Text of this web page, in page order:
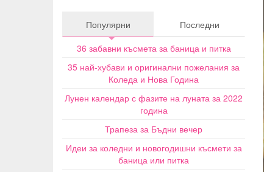
Популярни
Последни
36 забавни късмета за баница и питка
35 най-хубави и оригинални пожелания за
Коледа и Нова Година
Лунен календар с фазите на луната за 2022
година
Трапеза за Бъдни вечер
Идеи за коледни и новогодишни късмети за
баница или питка